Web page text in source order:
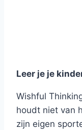
Leer je je
Wishful
houdt niet van
zijn eigen